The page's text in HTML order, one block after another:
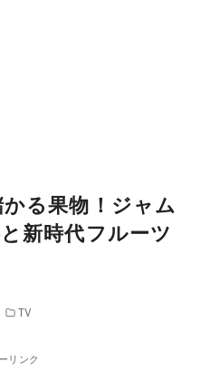
る果物！ジャム
新時代フルーツ
TV
リンク